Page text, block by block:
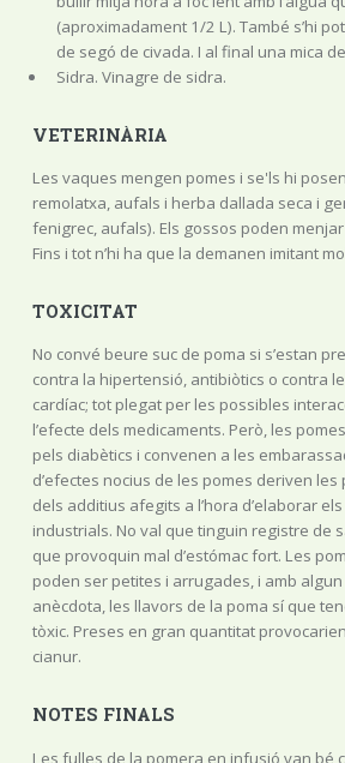
(aproximadament 1/2 L). També s’hi
de segó de civada. I al final una mica
Sidra. Vinagre de sidra.
VETERINÀRIA
Les vaques mengen pomes i se'ls hi
remolatxa, aufals i herba dallada seca i
fenigrec, aufals). Els gossos poden
Fins i tot n’hi ha que la demanen imitant
TOXICITAT
No convé beure suc de poma si s’estan
contra la hipertensió, antibiòtics o contra
cardíac; tot plegat per les possibles
l’efecte dels medicaments. Però, les
pels diabètics i convenen a les
d’efectes nocius de les pomes deriven
dels additius afegits a l’hora d’elaborar
industrials. No val que tinguin registre de
que provoquin mal d’estómac fort. Les
poden ser petites i arrugades, i amb algun
anècdota, les llavors de la poma sí que
tòxic. Preses en gran quantitat
cianur.
NOTES FINALS
Les fulles de la pomera en infusió van bé